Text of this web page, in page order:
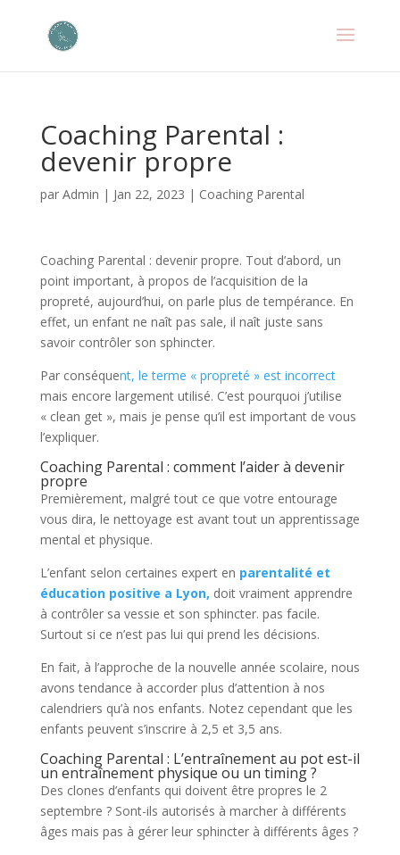
Coaching Parental :
devenir propre
par Admin | Jan 22, 2023 | Coaching Parental
Coaching Parental : devenir propre. Tout d’abord, un
point important, à propos de l’acquisition de la
propreté, aujourd’hui, on parle plus de tempérance. En
effet, un enfant ne naît pas sale, il naît juste sans
savoir contrôler son sphincter.
Par conséquent, le terme « propreté » est incorrect
mais encore largement utilisé. C’est pourquoi j’utilise
« clean get », mais je pense qu’il est important de vous
l’expliquer.
Coaching Parental : comment l’aider à devenir
propre
Premièrement, malgré tout ce que votre entourage
vous dira, le nettoyage est avant tout un apprentissage
mental et physique.
L’enfant selon certaines expert en parentalité et
éducation positive a Lyon, doit vraiment apprendre
à contrôler sa vessie et son sphincter. pas facile.
Surtout si ce n’est pas lui qui prend les décisions.
En fait, à l’approche de la nouvelle année scolaire, nous
avons tendance à accorder plus d’attention à nos
calendriers qu’à nos enfants. Notez cependant que les
enfants peuvent s’inscrire à 2,5 et 3,5 ans.
Coaching Parental : L’entraînement au pot est-il
un entraînement physique ou un timing ?
Des clones d’enfants qui doivent être propres le 2
septembre ? Sont-ils autorisés à marcher à différents
âges mais pas à gérer leur sphincter à différents âges ?